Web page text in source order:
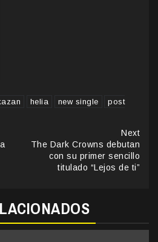
helia new single
post
Next
The Dark Crowns debutan
con su primer sencillo
titulado “Lejos de ti”